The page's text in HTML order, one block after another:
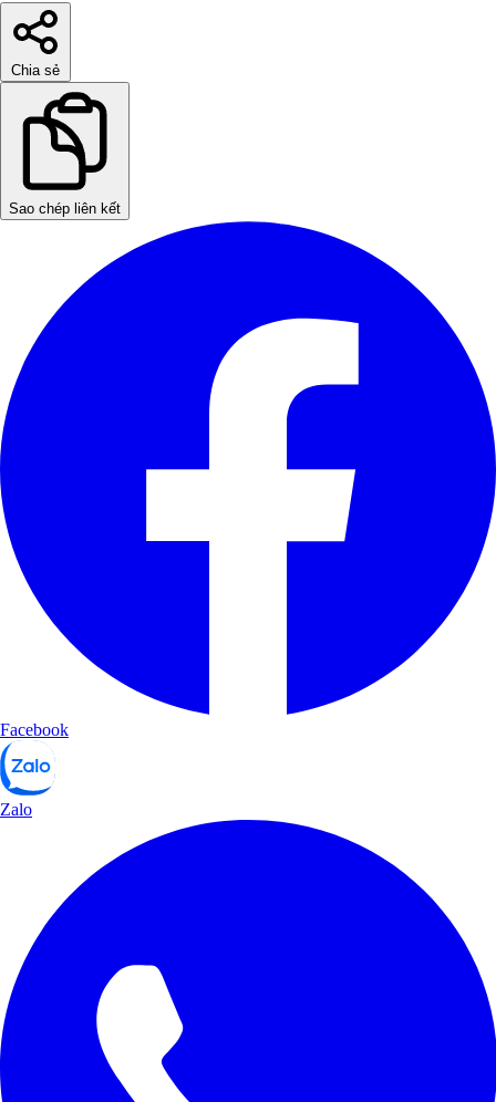
Chia sẻ
Sao chép liên kết
Facebook
Zalo